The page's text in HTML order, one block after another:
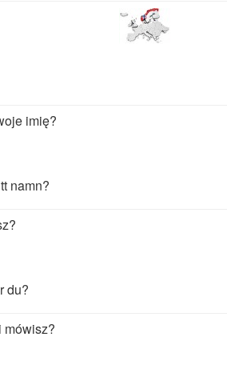
imię?
namn?
du?
mówisz?